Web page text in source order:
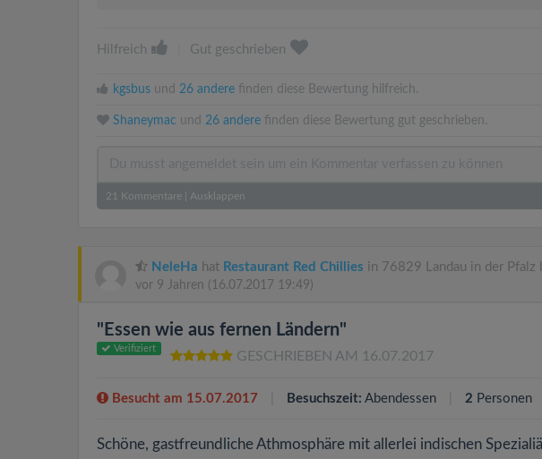
Hilfreich Gut geschrieben
kgsbus und 26 andere finden diese Bewertung hilfreich.
Shaneymac und 26 andere finden diese Bewertung gut geschrieben.
21 Kommentare Ausklappen
NeleHa hat Restaurant Red Chillies in 76829 Landau in der Pfalz
vor 9 Jahren (16.07.2017 19:49)
"Essen wie aus fernen Ländern"
Verifiziert
GESCHRIEBEN AM 16.07.2017
Besucht am 15.07.2017 Besuchszeit: Abendessen 2 Personen
Schöne, gastfreundliche Athmosphäre mit allerlei indischen